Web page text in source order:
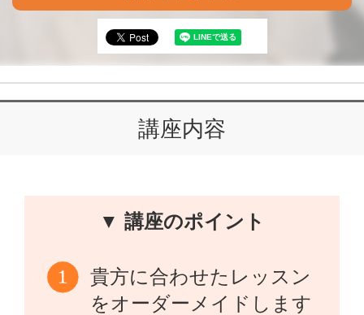
講座内容
▼ 講座のポイント
貴方に合わせたレッスン
をオーダーメイドします